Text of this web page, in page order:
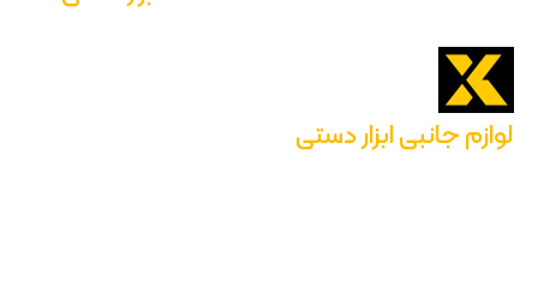
لوازم جانبی ابزار دستی